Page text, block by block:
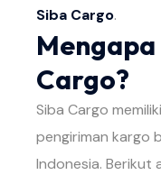
Siba Cargo.
Cargo?
Siba Cargo
pengiriman kargo
Indonesia. Berikut